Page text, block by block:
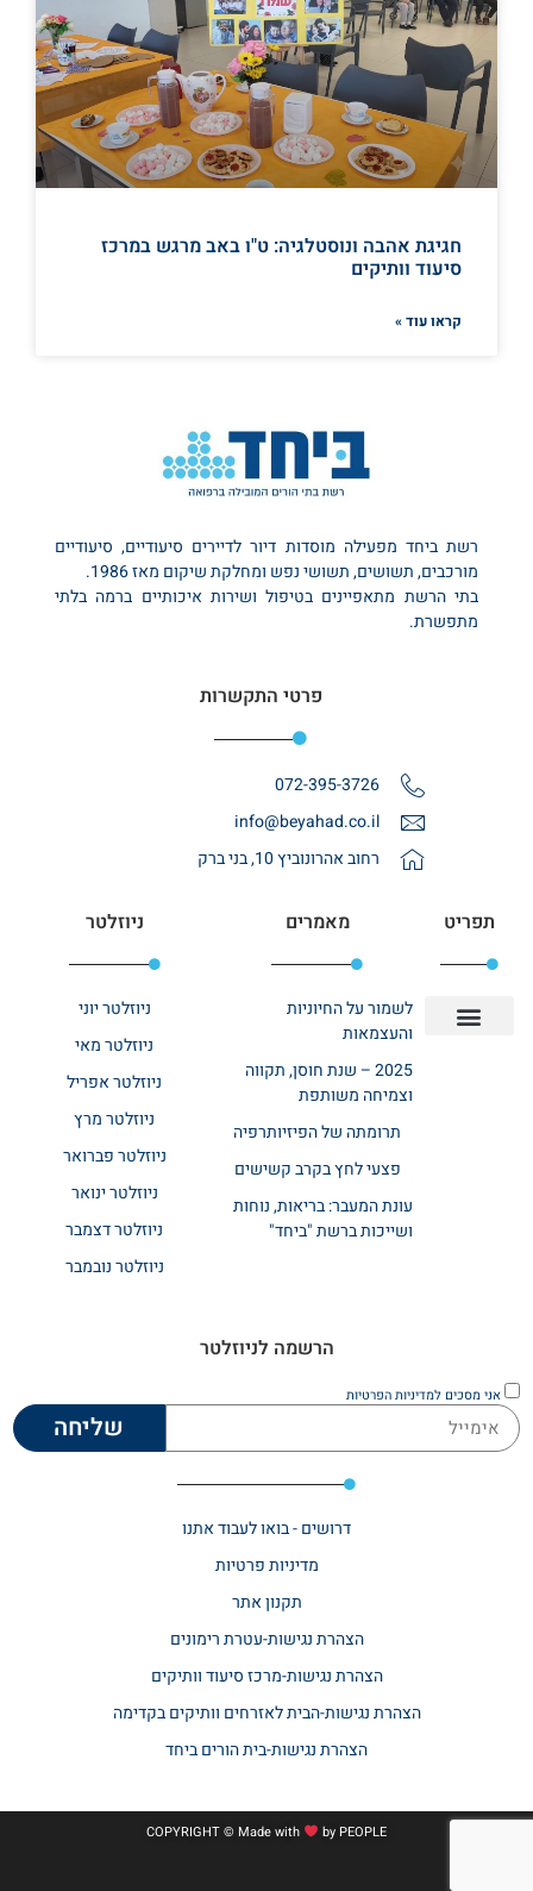
חגיגת אהבה ונוסטלגיה: ט"ו באב מרגש במרכז
סיעוד וותיקים
קראו עוד »
רשת ביחד מפעילה מוסדות דיור לדיירים סיעודיים, סיעודיים
מורכבים, תשושים, תשושי נפש ומחלקת שיקום מאז 1986.
בתי הרשת מתאפיינים בטיפול ושירות איכותיים ברמה בלתי
מתפשרת.
פרטי התקשרות
072-395-3726
info@beyahad.co.il
רחוב אהרונוביץ 10, בני ברק
תפריט מאמרים
לשמור על החיוניות
והעצמאות
2025 – שנת חוסן, תקווה
וצמיחה משותפת
תרומתה של הפיזיותרפיה
פצעי לחץ בקרב קשישים
עונת המעבר: בריאות, נוחות
ושייכות ברשת "ביחד"
ניוזלטר
ניוזלטר יוני
ניוזלטר מאי
ניוזלטר אפריל
ניוזלטר מרץ
ניוזלטר פברואר
ניוזלטר ינואר
ניוזלטר דצמבר
ניוזלטר נובמבר
הרשמה לניוזלטר
אני מסכים למדיניות הפרטיות
שליחה
דרושים - בואו לעבוד אתנו
מדיניות פרטיות
תקנון אתר​
הצהרת נגישות-עטרת רימונים
הצהרת נגישות-מרכז סיעוד וותיקים
הצהרת נגישות-הבית לאזרחים וותיקים בקדימה
הצהרת נגישות-בית הורים ביחד
COPYRIGHT © Made with by PEOPLE